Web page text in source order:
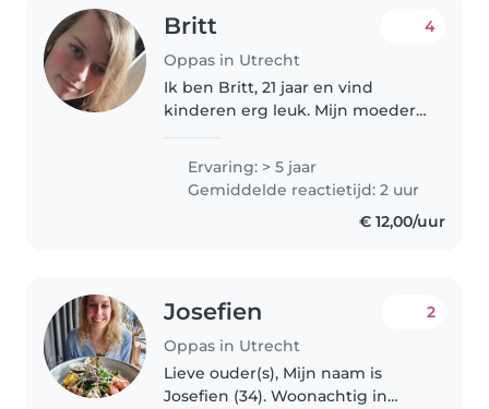
Britt
Oppas in Utrecht
4
Ik ben Britt, 21 jaar en vind
kinderen erg leuk. Mijn moeder
daardoor en door oppassen zelf
wat ik op dit moment al langer
dan vijf jaar doe heb ik al
Ervaring: > 5 jaar
Gemiddelde reactietijd: 2 uur
€ 12,00/uur
Josefien
Oppas in Utrecht
2
Lieve ouder(s), Mijn naam is
Josefien (34). Woonachtig in